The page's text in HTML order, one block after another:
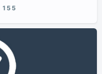
155